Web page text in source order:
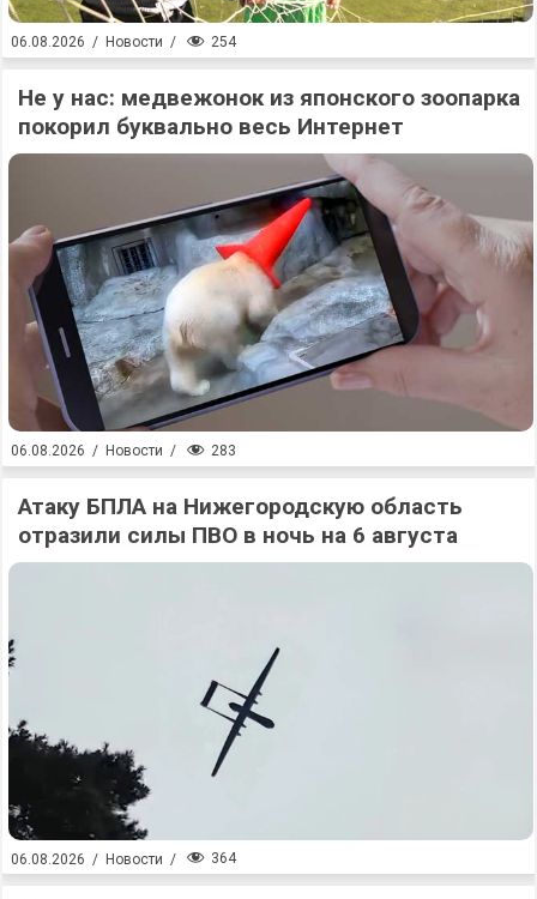
06.08.2026 / Новости / 254
Не у нас: медвежонок из японского зоопарка
покорил буквально весь Интернет
06.08.2026 / Новости / 283
Атаку БПЛА на Нижегородскую область
отразили силы ПВО в ночь на 6 августа
06.08.2026 / Новости / 364